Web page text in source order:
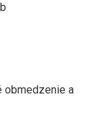
obmedzenie a